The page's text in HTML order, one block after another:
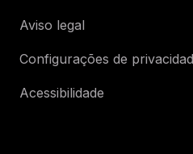
Aviso legal
Configurações de
Acessibilidade